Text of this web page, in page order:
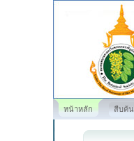
หน้าหลัก สืบค้น